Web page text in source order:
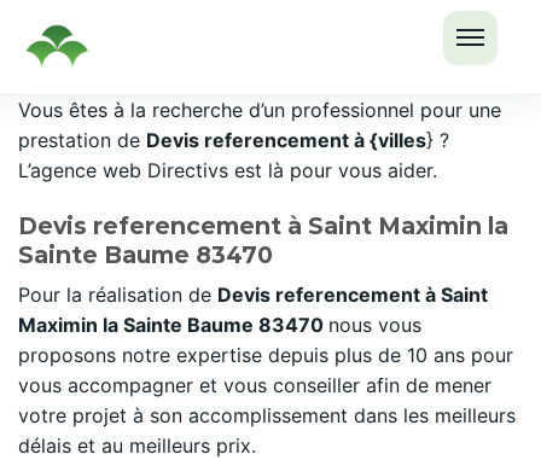
LE
Passer
au
contenu
Vous êtes à la recherche d’un professionnel pour une
prestation de Devis referencement à {villes} ?
L’agence web Directivs est là pour vous aider.
Devis referencement à Saint Maximin la
Sainte Baume 83470
Pour la réalisation de Devis referencement à Saint
Maximin la Sainte Baume 83470 nous vous
proposons notre expertise depuis plus de 10 ans pour
vous accompagner et vous conseiller afin de mener
votre projet à son accomplissement dans les meilleurs
délais et au meilleurs prix.